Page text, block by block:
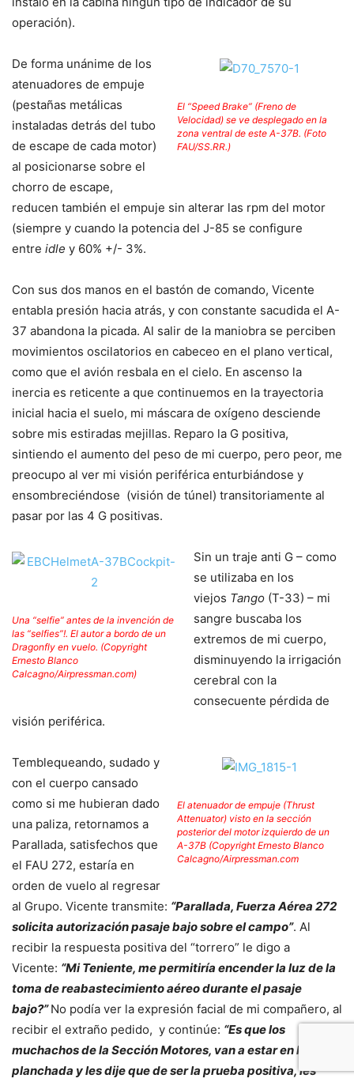
operación).
El “Speed Brake” (Freno de
Velocidad) se ve desplegado en la
zona ventral de este A-37B. (Foto
FAU/SS.RR.)
De forma unánime de los
atenuadores de empuje
(pestañas metálicas
instaladas detrás del tubo
de escape de cada motor)
al posicionarse sobre el
chorro de escape,
reducen también el empuje sin alterar las rpm del motor
(siempre y cuando la potencia del J-85 se configure
entre idle y 60% +/- 3%.
Con sus dos manos en el bastón de comando, Vicente
entabla presión hacia atrás, y con constante sacudida el A-
37 abandona la picada. Al salir de la maniobra se perciben
movimientos oscilatorios en cabeceo en el plano vertical,
como que el avión resbala en el cielo. En ascenso la
inercia es reticente a que continuemos en la trayectoria
inicial hacia el suelo, mi máscara de oxígeno desciende
sobre mis estiradas mejillas. Reparo la G positiva,
sintiendo el aumento del peso de mi cuerpo, pero peor, me
preocupo al ver mi visión periférica enturbiándose y
ensombreciéndose (visión de túnel) transitoriamente al
pasar por las 4 G positivas.
Una “selfie” antes de la invención de
las “selfies”!. El autor a bordo de un
Dragonfly en vuelo. (Copyright
Ernesto Blanco
Calcagno/Airpressman.com)
Sin un traje anti G – como
se utilizaba en los
viejos Tango (T-33) – mi
sangre buscaba los
extremos de mi cuerpo,
disminuyendo la irrigación
cerebral con la
consecuente pérdida de
visión periférica.
El atenuador de empuje (Thrust
Attenuator) visto en la sección
posterior del motor izquierdo de un
A-37B (Copyright Ernesto Blanco
Calcagno/Airpressman.com
Temblequeando, sudado y
con el cuerpo cansado
como si me hubieran dado
una paliza, retornamos a
Parallada, satisfechos que
el FAU 272, estaría en
orden de vuelo al regresar
al Grupo. Vicente transmite: “Parallada, Fuerza Aérea 272
solicita autorización pasaje bajo sobre el campo”. Al
recibir la respuesta positiva del “torrero” le digo a
Vicente: “Mi Teniente, me permitiría encender la luz de la
toma de reabastecimiento aéreo durante el pasaje
bajo?” No podía ver la expresión facial de mi compañero, al
recibir el extraño pedido, y continúe: “Es que los
muchachos de la Sección Motores, van a estar en la
planchada y les dije que de ser la prueba positiva, les